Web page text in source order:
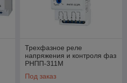
Трехфазное реле
напряжения и контроля фаз
РНПП-311M
Под заказ